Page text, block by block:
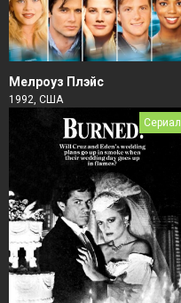
Мелроуз Плэйс
1992, США
Сериал